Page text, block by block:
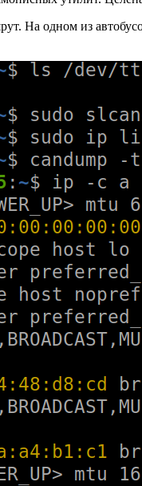
На одном из